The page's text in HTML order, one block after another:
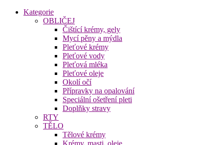
Kategorie
OBLIČEJ
Čištící krémy, gely
Mycí pěny a mýdla
Pleťové krémy
Pleťové vody
Pleťová mléka
Pleťové oleje
Okolí očí
Přípravky na opalování
Speciální ošetření pleti
Doplňky stravy
RTY
TĚLO
Tělové krémy
Krémy, masti, oleje